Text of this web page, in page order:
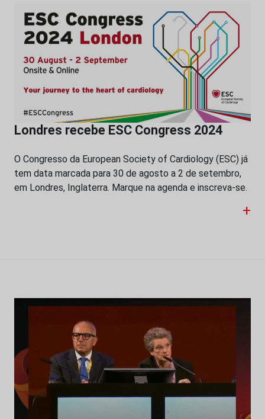
Londres recebe ESC Congress 2024
O Congresso da European Society of Cardiology (ESC) já
tem data marcada para 30 de agosto a 2 de setembro,
em Londres, Inglaterra. Marque na agenda e inscreva-se.
+